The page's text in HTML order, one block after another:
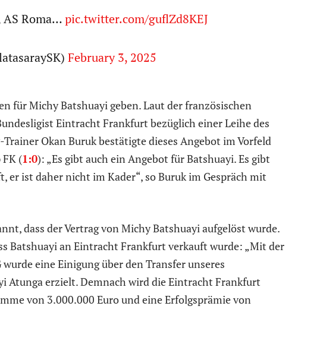
AS Roma…pic.twitter.com/guflZd8KEJ
February 3, 2025
für Michy Batshuayi geben. Laut der französischen
Eintracht Frankfurt bezüglich einer Leihe des
Okan Buruk bestätigte dieses Angebot im Vorfeld
FK (1:0): „Es gibt auch ein Angebot für Batshuayi. Es gibt
er ist daher nicht im Kader“, so Buruk im Gespräch mit
dass der Vertrag von Michy Batshuayi aufgelöst wurde.
Batshuayi an Eintracht Frankfurt verkauft wurde: „Mit der
eine Einigung über den Transfer unseres
Atunga erzielt. Demnach wird die Eintracht Frankfurt
von 3.000.000 Euro und eine Erfolgsprämie von